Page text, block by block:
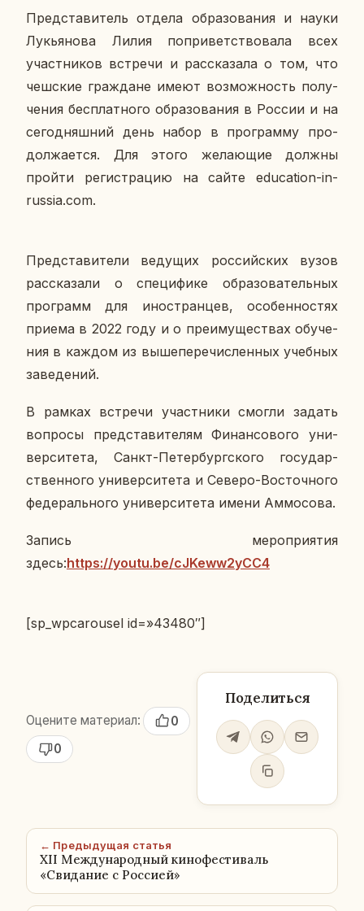
Пред­ста­ви­тель отдела об­ра­зо­ва­ния и науки
Лу­кья­но­ва Лилия по­при­вет­ство­ва­ла всех
участ­ни­ков встре­чи и рас­ска­за­ла о том, что
чеш­ские граж­дане имеют воз­мож­ность по­лу­
че­ния бес­плат­но­го об­ра­зо­ва­ния в России и на
се­го­дняш­ний день набор в про­грам­му про­
дол­жа­ет­ся. Для этого же­ла­ю­щие должны
пройти ре­ги­стра­цию на сайте education-in-
russia.com.
Пред­ста­ви­те­ли ве­ду­щих рос­сий­ских вузов
рас­ска­за­ли о спе­ци­фи­ке об­ра­зо­ва­тель­ных
про­грамм для ино­стран­цев, осо­бен­но­стях
приема в 2022 году и о пре­иму­ще­ствах обу­че­
ния в каждом из вы­ше­пе­ре­чис­лен­ных учеб­ных
за­ве­де­ний.
В рамках встре­чи участ­ни­ки смогли задать
во­про­сы пред­ста­ви­те­лям Фи­нан­со­во­го уни­
вер­си­те­та, Санкт-Пе­тер­бург­ско­го го­су­дар­
ствен­но­го уни­вер­си­те­та и Северо-Во­сточ­но­го
фе­де­раль­но­го уни­вер­си­те­та имени Ам­мо­со­ва.
Запись ме­ро­при­я­тия
здесь:https://youtu.be/cJKeww2yCC4
[sp_wpcarousel id=»43480″]
Оцените материал:
0
0
Поделиться
← Предыдущая статья
XII Международный кинофестиваль
«Свидание с Россией»